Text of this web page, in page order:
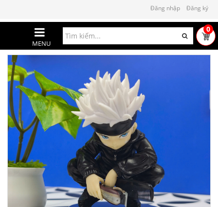
Đăng nhập Đăng ký
MENU
0